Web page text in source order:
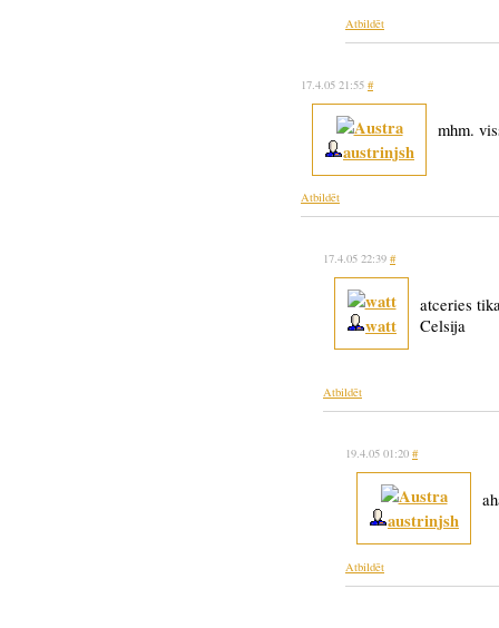
Atbildēt
17.4.05 21:55 #
austrinjsh
mhm.
Atbildēt
17.4.05 22:39 #
watt
atceries
Celsija
Atbildēt
19.4.05 01:20 #
austrinjsh
Atbildēt